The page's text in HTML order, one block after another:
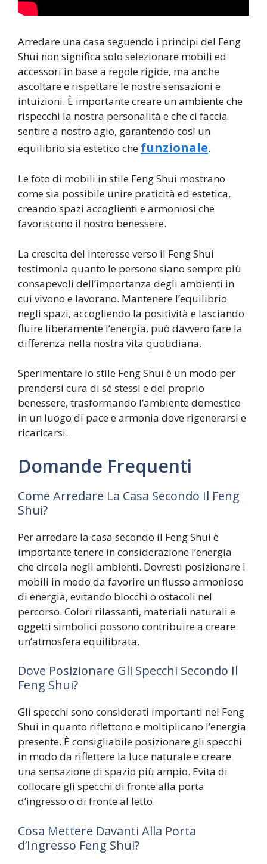
Arredare una casa seguendo i principi del Feng
Shui non significa solo selezionare mobili ed
accessori in base a regole rigide, ma anche
ascoltare e rispettare le nostre sensazioni e
intuizioni. È importante creare un ambiente che
rispecchi la nostra personalità e che ci faccia
sentire a nostro agio, garantendo così un
equilibrio sia estetico che funzionale.
Le foto di mobili in stile Feng Shui mostrano
come sia possibile unire praticità ed estetica,
creando spazi accoglienti e armoniosi che
favoriscono il nostro benessere.
La crescita del interesse verso il Feng Shui
testimonia quanto le persone siano sempre più
consapevoli dell’importanza degli ambienti in
cui vivono e lavorano. Mantenere l’equilibrio
negli spazi, accogliendo la positività e lasciando
fluire liberamente l’energia, può davvero fare la
differenza nella nostra vita quotidiana.
Sperimentare lo stile Feng Shui è un modo per
prendersi cura di sé stessi e del proprio
benessere, trasformando l’ambiente domestico
in un luogo di pace e armonia dove rigenerarsi e
ricaricarsi.
Domande Frequenti
Come Arredare La Casa Secondo Il Feng
Shui?
Per arredare la casa secondo il Feng Shui è
importante tenere in considerazione l’energia
che circola negli ambienti. Dovresti posizionare i
mobili in modo da favorire un flusso armonioso
di energia, evitando blocchi o ostacoli nel
percorso. Colori rilassanti, materiali naturali e
oggetti simbolici possono contribuire a creare
un’atmosfera equilibrata.
Dove Posizionare Gli Specchi Secondo Il
Feng Shui?
Gli specchi sono considerati importanti nel Feng
Shui in quanto riflettono e moltiplicano l’energia
presente. È consigliabile posizionare gli specchi
in modo da riflettere la luce naturale e creare
una sensazione di spazio più ampio. Evita di
collocare gli specchi di fronte alla porta
d’ingresso o di fronte al letto.
Cosa Mettere Davanti Alla Porta
d’Ingresso Feng Shui?